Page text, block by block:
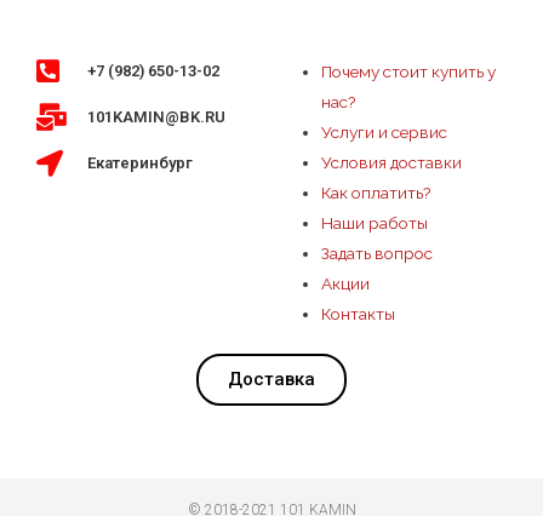
+7 (982) 650-13-02
101KAMIN@BK.RU
Екатеринбург
Почему стоит купить у
нас?
Услуги и сервис
Условия доставки
Как оплатить?
Наши работы
Задать вопрос
Акции
Контакты
Доставка
© 2018-2021 101 KAMIN